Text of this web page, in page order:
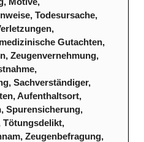
Todesursache,
Gutachten,
Zeugenvernehmung,
Sachverständiger,
Aufenthaltsort,
Spurensicherung,
Tötungsdelikt,
Zeugenbefragung,